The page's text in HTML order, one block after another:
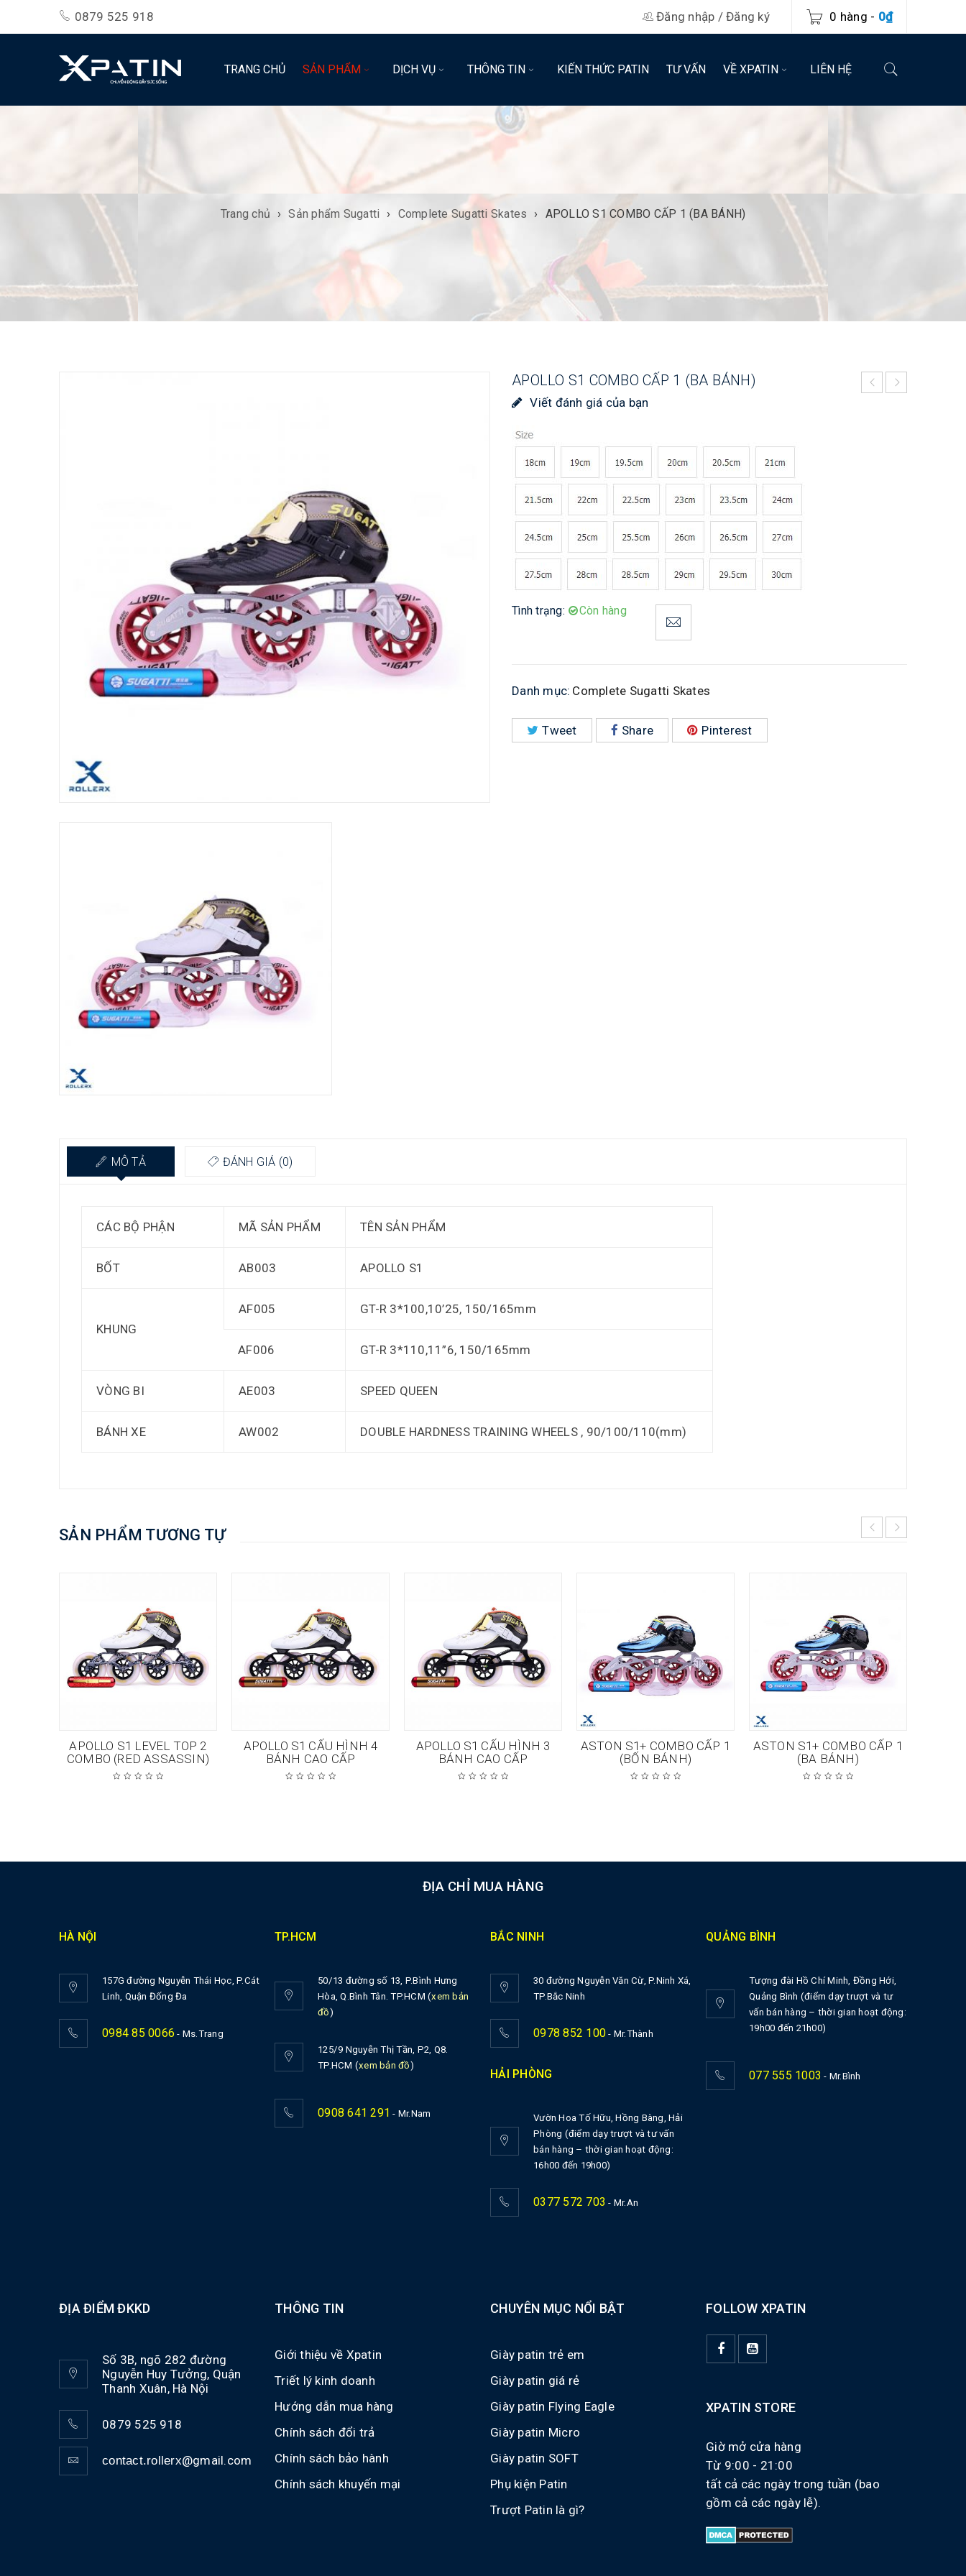
0879 525 918 0 hàng - 0₫
Đăng nhập / Đăng ký
TRANG CHỦ SẢN PHẨM DỊCH VỤ THÔNG TIN KIẾN THỨC PATIN TƯ VẤN VỀ XPATIN LIÊN HỆ
Trang chủ › Sản phẩm Sugatti › Complete Sugatti Skates › APOLLO S1 COMBO CẤP 1 (BA BÁNH)
APOLLO S1 COMBO CẤP 1 (BA BÁNH)
Viết đánh giá của bạn
Tình trạng: Còn hàng
Danh mục: Complete Sugatti Skates
Tweet Share Pinterest
MÔ TẢ ĐÁNH GIÁ (0)
CÁC BỘ PHẬN MÃ SẢN PHẨM TÊN SẢN PHẨM
BỐT AB003 APOLLO S1
KHUNG
AF005 GT-R 3*100,10’25, 150/165mm
AF006 GT-R 3*110,11”6, 150/165mm
VÒNG BI AE003 SPEED QUEEN
BÁNH XE AW002 DOUBLE HARDNESS TRAINING WHEELS , 90/100/110(mm)
SẢN PHẨM TƯƠNG TỰ
APOLLO S1 LEVEL TOP 2
COMBO (RED ASSASSIN)
APOLLO S1 CẤU HÌNH 4
BÁNH CAO CẤP
APOLLO S1 CẤU HÌNH 3
BÁNH CAO CẤP
ASTON S1+ COMBO CẤP 1
(BỐN BÁNH)
ASTON S1+ COMBO CẤP 1
(BA BÁNH)
ĐỊA CHỈ MUA HÀNG
HÀ NỘI
157G đường Nguyễn Thái Học, P.Cát
Linh, Quận Đống Đa
0984 85 0066 - Ms.Trang
TP.HCM
50/13 đường số 13, P.Bình Hưng
Hòa, Q.Bình Tân. TP.HCM (xem bản
đồ)
125/9 Nguyễn Thị Tần, P2, Q8.
TP.HCM (xem bản đồ)
0908 641 291 - Mr.Nam
BẮC NINH
30 đường Nguyễn Văn Cừ, P.Ninh Xá,
TP.Bắc Ninh
0978 852 100 - Mr.Thành
HẢI PHÒNG
Vườn Hoa Tố Hữu, Hồng Bàng, Hải
Phòng (điểm dạy trượt và tư vấn
bán hàng – thời gian hoạt động:
16h00 đến 19h00)
0377 572 703 - Mr.An
QUẢNG BÌNH
Tượng đài Hồ Chí Minh, Đồng Hới,
Quảng Bình (điểm dạy trượt và tư
vấn bán hàng – thời gian hoạt động:
19h00 đến 21h00)
077 555 1003 - Mr.Bình
ĐỊA ĐIỂM ĐKKD
Số 3B, ngõ 282 đường
Nguyễn Huy Tưởng, Quận
Thanh Xuân, Hà Nội
0879 525 918
contact.rollerx@gmail.com
THÔNG TIN
Giới thiệu về Xpatin
Triết lý kinh doanh
Hướng dẫn mua hàng
Chính sách đổi trả
Chính sách bảo hành
Chính sách khuyến mại
CHUYÊN MỤC NỔI BẬT
Giày patin trẻ em
Giày patin giá rẻ
Giày patin Flying Eagle
Giày patin Micro
Giày patin SOFT
Phụ kiện Patin
Trượt Patin là gì?
FOLLOW XPATIN
XPATIN STORE
Giờ mở cửa hàng
Từ 9:00 - 21:00
tất cả các ngày trong tuần (bao
gồm cả các ngày lễ).